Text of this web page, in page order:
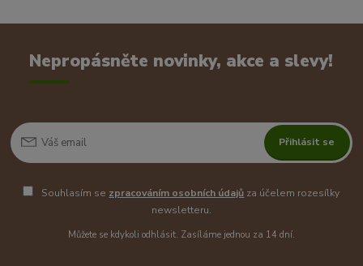
Nepropásněte novinky, akce a slevy!
Přihlásit se
Souhlasím se zpracováním osobních údajů za účelem rozesílky
newsletteru.
Můžete se kdykoli odhlásit. Zasíláme jednou za 14 dní.